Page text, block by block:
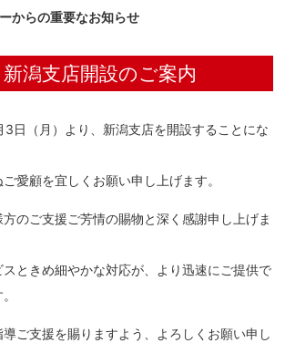
からの重要なお知らせ
潟支店開設のご案内
3日（月）より、新潟支店を開設することにな
愛顧を宜しくお願い申し上げます。
のご支援ご芳情の賜物と深く感謝申し上げま
ときめ細やかな対応が、より迅速にご提供で
ご支援を賜りますよう、よろしくお願い申し